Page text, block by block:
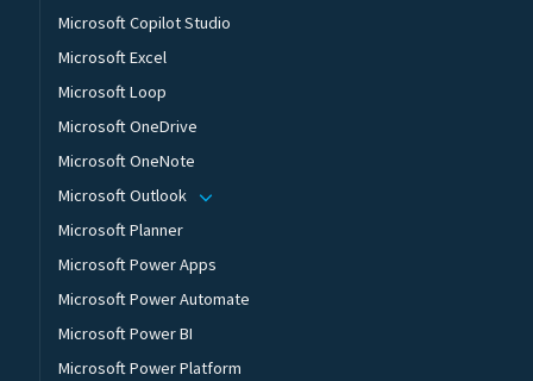
Microsoft Copilot Studio
Microsoft Excel
Microsoft Loop
Microsoft OneDrive
Microsoft OneNote
Microsoft Outlook
Microsoft Planner
Microsoft Power Apps
Microsoft Power Automate
Microsoft Power BI
Microsoft Power Platform